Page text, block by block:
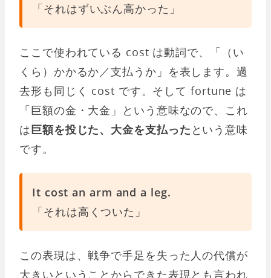
「それはずいぶん高かった」
ここで使われている cost は動詞で、「（い
くら）かかるか／支払うか」を表します。過
去形も同じく cost です。そして fortune は
「巨額の金・大金」という意味なので、これ
は巨額を投じた、大金を支払った という意味
です。
It cost an arm and a leg.
「それは高くついた」
この表現は、戦争で手足を失った人の代償が
大きいということからできた表現とも言われ